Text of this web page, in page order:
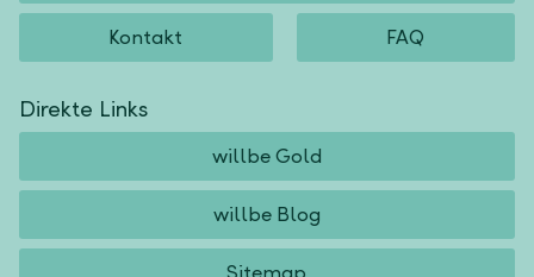
Kontakt FAQ
Direkte Links
willbe Gold
willbe Blog